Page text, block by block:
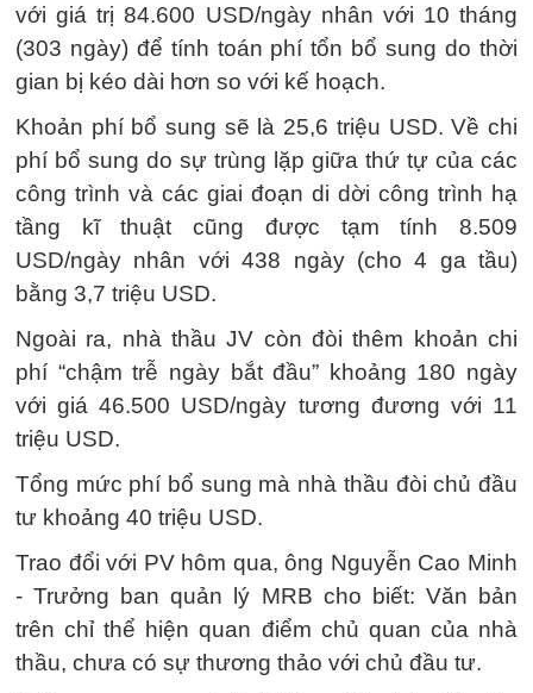
với giá trị 84.600 USD/ngày nhân với 10 tháng
(303 ngày) để tính toán phí tổn bổ sung do thời
gian bị kéo dài hơn so với kế hoạch.
Khoản phí bổ sung sẽ là 25,6 triệu USD. Về chi
phí bổ sung do sự trùng lặp giữa thứ tự của các
công trình và các giai đoạn di dời công trình hạ
tầng kĩ thuật cũng được tạm tính 8.509
USD/ngày nhân với 438 ngày (cho 4 ga tầu)
bằng 3,7 triệu USD.
Ngoài ra, nhà thầu JV còn đòi thêm khoản chi
phí “chậm trễ ngày bắt đầu” khoảng 180 ngày
với giá 46.500 USD/ngày tương đương với 11
triệu USD.
Tổng mức phí bổ sung mà nhà thầu đòi chủ đầu
tư khoảng 40 triệu USD.
Trao đổi với PV hôm qua, ông Nguyễn Cao Minh
- Trưởng ban quản lý MRB cho biết: Văn bản
trên chỉ thể hiện quan điểm chủ quan của nhà
thầu, chưa có sự thương thảo với chủ đầu tư.